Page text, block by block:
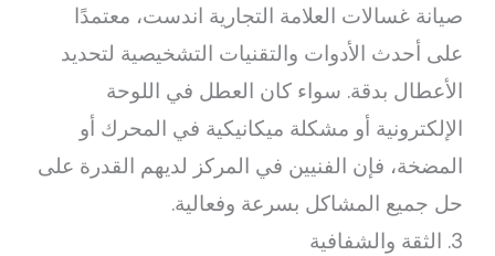
صيانة غسالات العلامة التجارية اندست، معتمدًا
على أحدث الأدوات والتقنيات التشخيصية لتحديد
الأعطال بدقة. سواء كان العطل في اللوحة
الإلكترونية أو مشكلة ميكانيكية في المحرك أو
المضخة، فإن الفنيين في المركز لديهم القدرة على
حل جميع المشاكل بسرعة وفعالية.
3. الثقة والشفافية